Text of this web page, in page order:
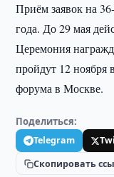
Приём заявок на
года. До 29 мая
Церемония
пройдут 12 ноября
форума в Москве.
Поделиться:
Telegram
Скопировать